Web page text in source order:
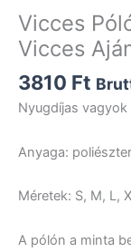
Vicces
Vicces
3810 Ft
Nyugdíjas
Anyaga: poliészter
Méretek: S, M, L,
A pólón a minta